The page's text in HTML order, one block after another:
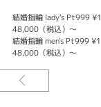
結婚指輪 lady's Pt999 ¥1
48,000（税込）～
結婚指輪 men's Pt999 ¥1
48,000（税込）～